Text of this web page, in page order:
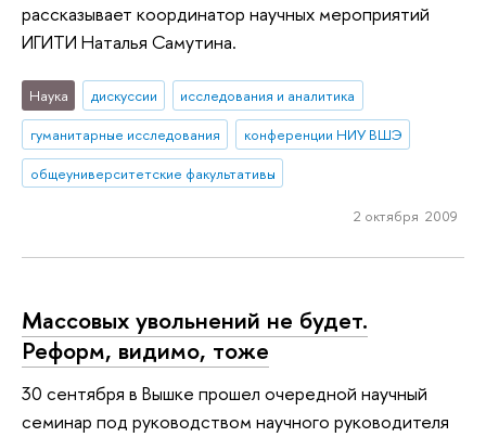
рассказывает координатор научных мероприятий
ИГИТИ Наталья Самутина.
Наука дискуссии
исследования и аналитика
гуманитарные исследования
конференции НИУ ВШЭ
общеуниверситетские факультативы
2 октября 2009
Массовых увольнений не будет.
Реформ, видимо, тоже
30 сентября в Вышке прошел очередной научный
семинар под руководством научного руководителя